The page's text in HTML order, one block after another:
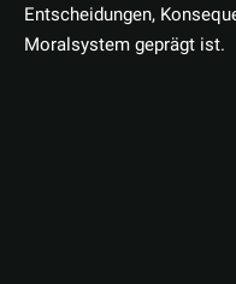
Entscheidungen,
Moralsystem geprägt ist.